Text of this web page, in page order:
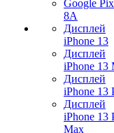
Google
8A
Дисплей
iPhone 13
Дисплей
iPhone 13
Дисплей
iPhone 13
Дисплей
iPhone 13
Max